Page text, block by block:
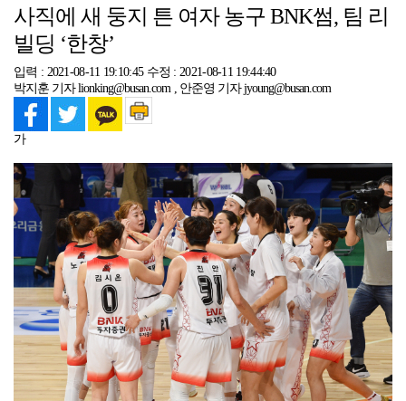
사직에 새 둥지 튼 여자 농구 BNK썸, 팀 리
빌딩 ‘한창’
입력 : 2021-08-11 19:10:45 수정 : 2021-08-11 19:44:40
박지훈 기자 lionking@busan.com , 안준영 기자 jyoung@busan.com
가